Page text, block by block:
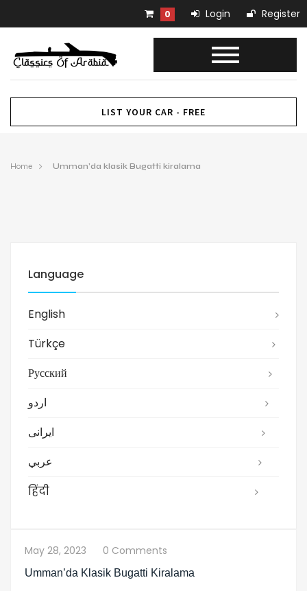
0 Login Register
LIST YOUR CAR - FREE
Home Umman’da klasik Bugatti kiralama
Language
English
Türkçe
Русский
اردو
ایرانی
عربي
हिंदी
May 28, 2023 0 Comments
Umman’da Klasik Bugatti Kiralama